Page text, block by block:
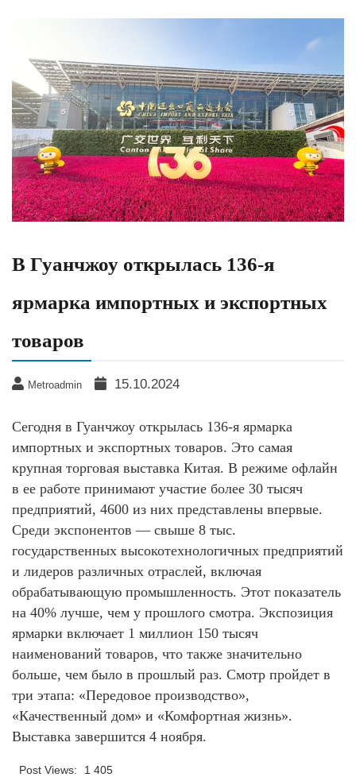
В Гуанчжоу открылась 136-я
ярмарка импортных и экспортных
товаров
Metroadmin 15.10.2024
Сегодня в Гуанчжоу открылась 136-я ярмарка
импортных и экспортных товаров. Это самая
крупная торговая выставка Китая. В режиме офлайн
в ее работе принимают участие более 30 тысяч
предприятий, 4600 из них представлены впервые.
Среди экспонентов — свыше 8 тыс.
государственных высокотехнологичных предприятий
и лидеров различных отраслей, включая
обрабатывающую промышленность. Этот показатель
на 40% лучше, чем у прошлого смотра. Экспозиция
ярмарки включает 1 миллион 150 тысяч
наименований товаров, что также значительно
больше, чем было в прошлый раз. Смотр пройдет в
три этапа: «Передовое производство»,
«Качественный дом» и «Комфортная жизнь».
Выставка завершится 4 ноября.
Post Views: 1 405